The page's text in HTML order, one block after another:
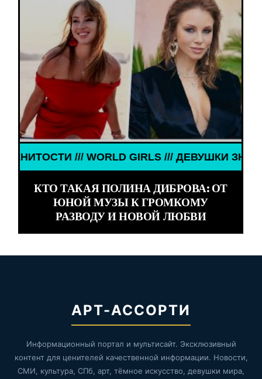
ДЕВУШКИ ЗНАМЕНИТОСТИ /// WORLD GIRLS
КТО ТАКАЯ ПОЛИНА ДИБРОВА: ОТ
ЮНОЙ МУЗЫ К ГРОМКОМУ
РАЗВОДУ И НОВОЙ ЛЮБВИ
АРТ-АССОРТИ
Информационный портал и мультисайт. Эксклюзивный
контент для ценителей качественной информации. Новости,
СМИ, культура, СПб, арт, тёмное искусство, девушки мира,